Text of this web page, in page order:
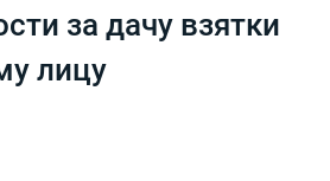
за дачу взятки
лицу